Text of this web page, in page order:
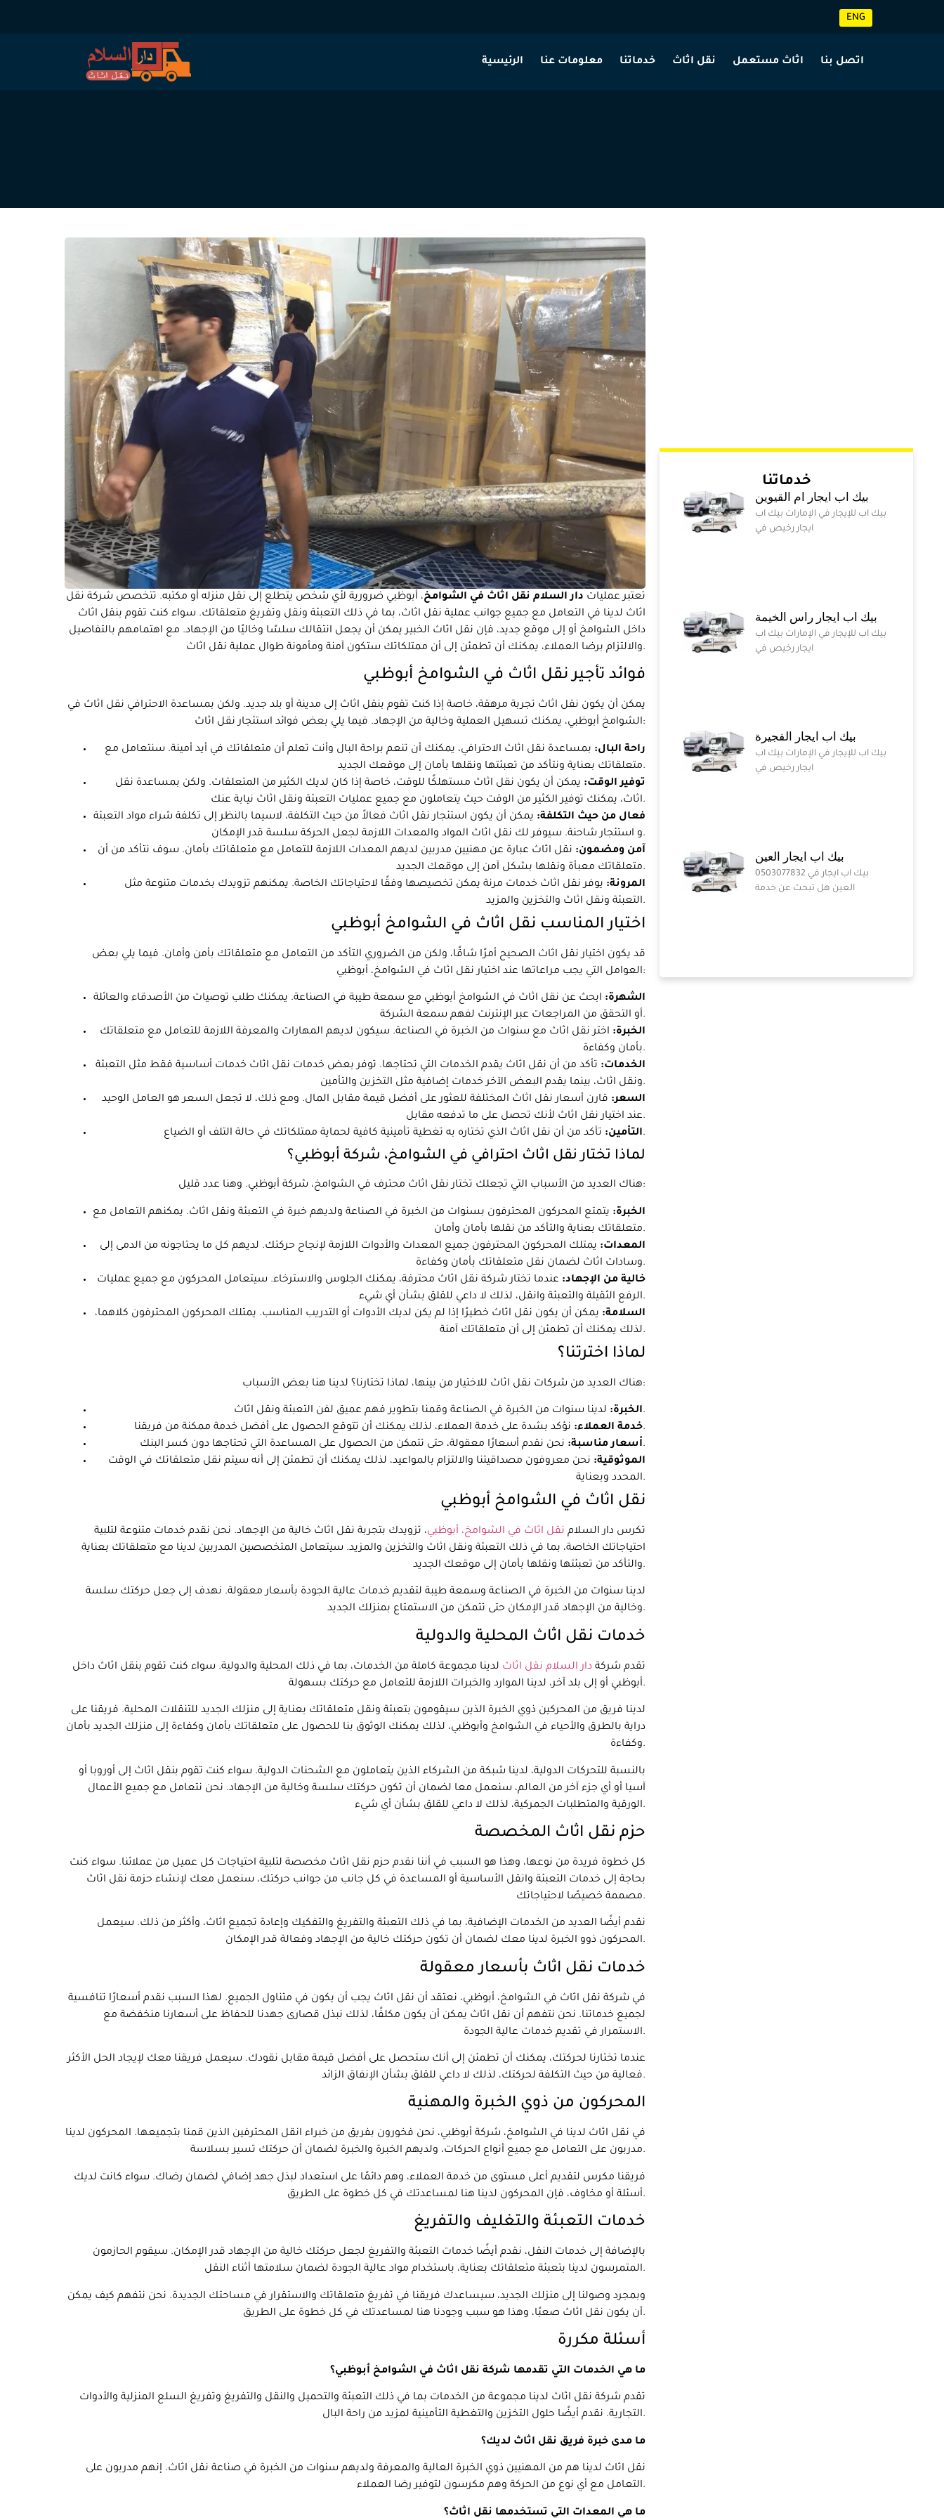
ENG
الرئيسية معلومات عنا خدماتنا نقل اثاث اثاث مستعمل اتصل بنا
تعتبر عمليات دار السلام نقل اثاث في الشوامخ، أبوظبي ضرورية لأي شخص يتطلع إلى نقل منزله أو مكتبه. تتخصص شركة نقل
اثاث لدينا في التعامل مع جميع جوانب عملية نقل اثاث، بما في ذلك التعبئة ونقل وتفريغ متعلقاتك. سواء كنت تقوم بنقل اثاث
داخل الشوامخ أو إلى موقع جديد، فإن نقل اثاث الخبير يمكن أن يجعل انتقالك سلسًا وخاليًا من الإجهاد. مع اهتمامهم بالتفاصيل
والالتزام برضا العملاء، يمكنك أن تطمئن إلى أن ممتلكاتك ستكون آمنة ومأمونة طوال عملية نقل اثاث.
فوائد تأجير نقل اثاث في الشوامخ أبوظبي
يمكن أن يكون نقل اثاث تجربة مرهقة، خاصة إذا كنت تقوم بنقل اثاث إلى مدينة أو بلد جديد. ولكن بمساعدة الاحترافي نقل اثاث في
الشوامخ أبوظبي، يمكنك تسهيل العملية وخالية من الإجهاد. فيما يلي بعض فوائد استئجار نقل اثاث:
راحة البال: بمساعدة نقل اثاث الاحترافي، يمكنك أن تنعم براحة البال وأنت تعلم أن متعلقاتك في أيد أمينة. سنتعامل مع
متعلقاتك بعناية ونتأكد من تعبئتها ونقلها بأمان إلى موقعك الجديد.
توفير الوقت: يمكن أن يكون نقل اثاث مستهلكًا للوقت، خاصة إذا كان لديك الكثير من المتعلقات. ولكن بمساعدة نقل
اثاث، يمكنك توفير الكثير من الوقت حيث يتعاملون مع جميع عمليات التعبئة ونقل اثاث نيابة عنك.
فعال من حيث التكلفة: يمكن أن يكون استئجار نقل اثاث فعالاً من حيث التكلفة، لاسيما بالنظر إلى تكلفة شراء مواد التعبئة
و استئجار شاحنة. سيوفر لك نقل اثاث المواد والمعدات اللازمة لجعل الحركة سلسة قدر الإمكان.
آمن ومضمون: نقل اثاث عبارة عن مهنيين مدربين لديهم المعدات اللازمة للتعامل مع متعلقاتك بأمان. سوف نتأكد من أن
متعلقاتك معبأة ونقلها بشكل آمن إلى موقعك الجديد.
المرونة: يوفر نقل اثاث خدمات مرنة يمكن تخصيصها وفقًا لاحتياجاتك الخاصة. يمكنهم تزويدك بخدمات متنوعة مثل
التعبئة ونقل اثاث والتخزين والمزيد.
اختيار المناسب نقل اثاث في الشوامخ أبوظبي
قد يكون اختيار نقل اثاث الصحيح أمرًا شاقًا، ولكن من الضروري التأكد من التعامل مع متعلقاتك بأمن وأمان. فيما يلي بعض
العوامل التي يجب مراعاتها عند اختيار نقل اثاث في الشوامخ، أبوظبي:
الشهرة: ابحث عن نقل اثاث في الشوامخ أبوظبي مع سمعة طيبة في الصناعة. يمكنك طلب توصيات من الأصدقاء والعائلة
أو التحقق من المراجعات عبر الإنترنت لفهم سمعة الشركة.
الخبرة: اختر نقل اثاث مع سنوات من الخبرة في الصناعة. سيكون لديهم المهارات والمعرفة اللازمة للتعامل مع متعلقاتك
بأمان وكفاءة.
الخدمات: تأكد من أن نقل اثاث يقدم الخدمات التي تحتاجها. توفر بعض خدمات نقل اثاث خدمات أساسية فقط مثل التعبئة
ونقل اثاث، بينما يقدم البعض الآخر خدمات إضافية مثل التخزين والتأمين.
السعر: قارن أسعار نقل اثاث المختلفة للعثور على أفضل قيمة مقابل المال. ومع ذلك، لا تجعل السعر هو العامل الوحيد
عند اختيار نقل اثاث لأنك تحصل على ما تدفعه مقابل.
التأمين:تأكد من أن نقل اثاث الذي تختاره به تغطية تأمينية كافية لحماية ممتلكاتك في حالة التلف أو الضياع.
لماذا تختار نقل اثاث احترافي في الشوامخ، شركة أبوظبي؟
هناك العديد من الأسباب التي تجعلك تختار نقل اثاث محترف في الشوامخ، شركة أبوظبي. وهنا عدد قليل:
الخبرة: يتمتع المحركون المحترفون بسنوات من الخبرة في الصناعة ولديهم خبرة في التعبئة ونقل اثاث. يمكنهم التعامل مع
متعلقاتك بعناية والتأكد من نقلها بأمان وأمان.
المعدات: يمتلك المحركون المحترفون جميع المعدات والأدوات اللازمة لإنجاح حركتك. لديهم كل ما يحتاجونه من الدمى إلى
وسادات اثاث لضمان نقل متعلقاتك بأمان وكفاءة.
خالية من الإجهاد: عندما تختار شركة نقل اثاث محترفة، يمكنك الجلوس والاسترخاء. سيتعامل المحركون مع جميع عمليات
الرفع الثقيلة والتعبئة وانقل، لذلك لا داعي للقلق بشأن أي شيء.
السلامة: يمكن أن يكون نقل اثاث خطيرًا إذا لم يكن لديك الأدوات أو التدريب المناسب. يمتلك المحركون المحترفون كلاهما،
لذلك يمكنك أن تطمئن إلى أن متعلقاتك آمنة.
لماذا اخترتنا؟
هناك العديد من شركات نقل اثاث للاختيار من بينها، لماذا تختارنا؟ لدينا هنا بعض الأسباب:
الخبرة:لدينا سنوات من الخبرة في الصناعة وقمنا بتطوير فهم عميق لفن التعبئة ونقل اثاث.
خدمة العملاء:نؤكد بشدة على خدمة العملاء، لذلك يمكنك أن تتوقع الحصول على أفضل خدمة ممكنة من فريقنا.
أسعار مناسبة:نحن نقدم أسعارًا معقولة، حتى تتمكن من الحصول على المساعدة التي تحتاجها دون كسر البنك.
الموثوقية: نحن معروفون مصداقيتنا والالتزام بالمواعيد، لذلك يمكنك أن تطمئن إلى أنه سيتم نقل متعلقاتك في الوقت
المحدد وبعناية.
نقل اثاث في الشوامخ أبوظبي
تكرس دار السلام نقل اثاث في الشوامخ، أبوظبي، تزويدك بتجربة نقل اثاث خالية من الإجهاد. نحن نقدم خدمات متنوعة لتلبية
احتياجاتك الخاصة، بما في ذلك التعبئة ونقل اثاث والتخزين والمزيد. سيتعامل المتخصصين المدربين لدينا مع متعلقاتك بعناية
والتأكد من تعبئتها ونقلها بأمان إلى موقعك الجديد.
لدينا سنوات من الخبرة في الصناعة وسمعة طيبة لتقديم خدمات عالية الجودة بأسعار معقولة. نهدف إلى جعل حركتك سلسة
وخالية من الإجهاد قدر الإمكان حتى تتمكن من الاستمتاع بمنزلك الجديد.
خدمات نقل اثاث المحلية والدولية
تقدم شركة دار السلام نقل اثاث لدينا مجموعة كاملة من الخدمات، بما في ذلك المحلية والدولية. سواء كنت تقوم بنقل اثاث داخل
أبوظبي أو إلى بلد آخر، لدينا الموارد والخبرات اللازمة للتعامل مع حركتك بسهولة.
لدينا فريق من المحركين ذوي الخبرة الذين سيقومون بتعبئة ونقل متعلقاتك بعناية إلى منزلك الجديد للتنقلات المحلية. فريقنا على
دراية بالطرق والأحياء في الشوامخ وأبوظبي، لذلك يمكنك الوثوق بنا للحصول على متعلقاتك بأمان وكفاءة إلى منزلك الجديد بأمان
وكفاءة.
بالنسبة للتحركات الدولية، لدينا شبكة من الشركاء الذين يتعاملون مع الشحنات الدولية. سواء كنت تقوم بنقل اثاث إلى أوروبا أو
آسيا أو أي جزء آخر من العالم، سنعمل معا لضمان أن تكون حركتك سلسة وخالية من الإجهاد. نحن نتعامل مع جميع الأعمال
الورقية والمتطلبات الجمركية، لذلك لا داعي للقلق بشأن أي شيء.
حزم نقل اثاث المخصصة
كل خطوة فريدة من نوعها، وهذا هو السبب في أننا نقدم حزم نقل اثاث مخصصة لتلبية احتياجات كل عميل من عملائنا. سواء كنت
بحاجة إلى خدمات التعبئة وانقل الأساسية أو المساعدة في كل جانب من جوانب حركتك، سنعمل معك لإنشاء حزمة نقل اثاث
مصممة خصيصًا لاحتياجاتك.
نقدم أيضًا العديد من الخدمات الإضافية، بما في ذلك التعبئة والتفريغ والتفكيك وإعادة تجميع اثاث، وأكثر من ذلك. سيعمل
المحركون ذوو الخبرة لدينا معك لضمان أن تكون حركتك خالية من الإجهاد وفعالة قدر الإمكان.
خدمات نقل اثاث بأسعار معقولة
في شركة نقل اثاث في الشوامخ، أبوظبي، نعتقد أن نقل اثاث يجب أن يكون في متناول الجميع. لهذا السبب نقدم أسعارًا تنافسية
لجميع خدماتنا. نحن نتفهم أن نقل اثاث يمكن أن يكون مكلفًا، لذلك نبذل قصارى جهدنا للحفاظ على أسعارنا منخفضة مع
الاستمرار في تقديم خدمات عالية الجودة.
عندما تختارنا لحركتك، يمكنك أن تطمئن إلى أنك ستحصل على أفضل قيمة مقابل نقودك. سيعمل فريقنا معك لإيجاد الحل الأكثر
فعالية من حيث التكلفة لحركتك، لذلك لا داعي للقلق بشأن الإنفاق الزائد.
المحركون من ذوي الخبرة والمهنية
في نقل اثاث لدينا في الشوامخ، شركة أبوظبي، نحن فخورون بفريق من خبراء انقل المحترفين الذين قمنا بتجميعها. المحركون لدينا
مدربون على التعامل مع جميع أنواع الحركات، ولديهم الخبرة والخبرة لضمان أن حركتك تسير بسلاسة.
فريقنا مكرس لتقديم أعلى مستوى من خدمة العملاء، وهم دائمًا على استعداد لبذل جهد إضافي لضمان رضاك. سواء كانت لديك
أسئلة أو مخاوف، فإن المحركون لدينا هنا لمساعدتك في كل خطوة على الطريق.
خدمات التعبئة والتغليف والتفريغ
بالإضافة إلى خدمات النقل، نقدم أيضًا خدمات التعبئة والتفريغ لجعل حركتك خالية من الإجهاد قدر الإمكان. سيقوم الحازمون
المتمرسون لدينا بتعبئة متعلقاتك بعناية، باستخدام مواد عالية الجودة لضمان سلامتها أثناء النقل.
وبمجرد وصولنا إلى منزلك الجديد، سيساعدك فريقنا في تفريغ متعلقاتك والاستقرار في مساحتك الجديدة. نحن نتفهم كيف يمكن
أن يكون نقل اثاث صعبًا، وهذا هو سبب وجودنا هنا لمساعدتك في كل خطوة على الطريق.
أسئلة مكررة
ما هي الخدمات التي تقدمها شركة نقل اثاث في الشوامخ أبوظبي؟
تقدم شركة نقل اثاث لدينا مجموعة من الخدمات بما في ذلك التعبئة والتحميل والنقل والتفريغ وتفريغ السلع المنزلية والأدوات
التجارية. نقدم أيضًا حلول التخزين والتغطية التأمينية لمزيد من راحة البال.
ما مدى خبرة فريق نقل اثاث لديك؟
نقل اثاث لدينا هم من المهنيين ذوي الخبرة العالية والمعرفة ولديهم سنوات من الخبرة في صناعة نقل اثاث. إنهم مدربون على
التعامل مع أي نوع من الحركة وهم مكرسون لتوفير رضا العملاء.
ما هي المعدات التي تستخدمها نقل اثاث؟
خدماتنا
بيك اب ايجار ام القيوين
بيك اب للإيجار في الإمارات بيك اب
ايجار رخيص في
بيك اب ايجار راس الخيمة
بيك اب للإيجار في الإمارات بيك اب
ايجار رخيص في
بيك اب ايجار الفجيرة
بيك اب للإيجار في الإمارات بيك اب
ايجار رخيص في
بيك اب ايجار العين
0503077832 بيك اب ايجار في
العين هل تبحث عن خدمة